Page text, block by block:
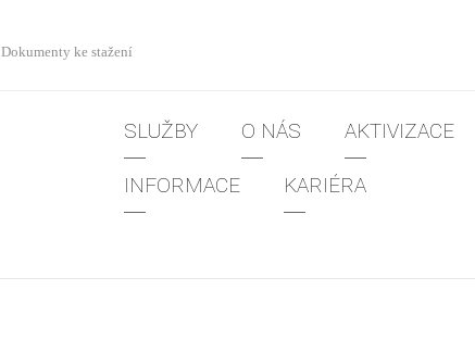
Dokumenty ke stažení
SLUŽBY O NÁS AKTIVIZACE
INFORMACE KARIÉRA